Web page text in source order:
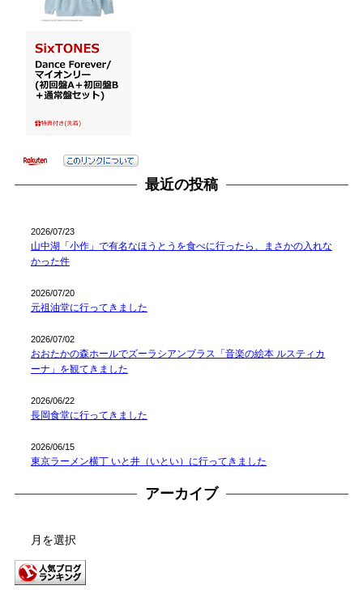
最近の投稿
山中湖「小作」で有名なほうとうを食べに行ったら、まさかの入れな
かった件
2026/07/23
元祖油堂に行ってきました
2026/07/20
おおたかの森ホールでズーラシアンブラス「音楽の絵本 ルスティカ
ーナ」を観てきました
2026/07/02
長岡食堂に行ってきました
2026/06/22
東京ラーメン横丁 いと井（いとい）に行ってきました
2026/06/15
アーカイブ
カ